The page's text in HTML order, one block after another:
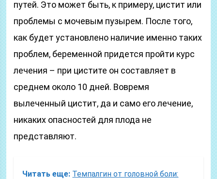
путей. Это может быть, к примеру, цистит или
проблемы с мочевым пузырем. После того,
как будет установлено наличие именно таких
проблем, беременной придется пройти курс
лечения – при цистите он составляет в
среднем около 10 дней. Вовремя
вылеченный цистит, да и само его лечение,
никаких опасностей для плода не
представляют.
Читать еще: Темпалгин от головной боли: